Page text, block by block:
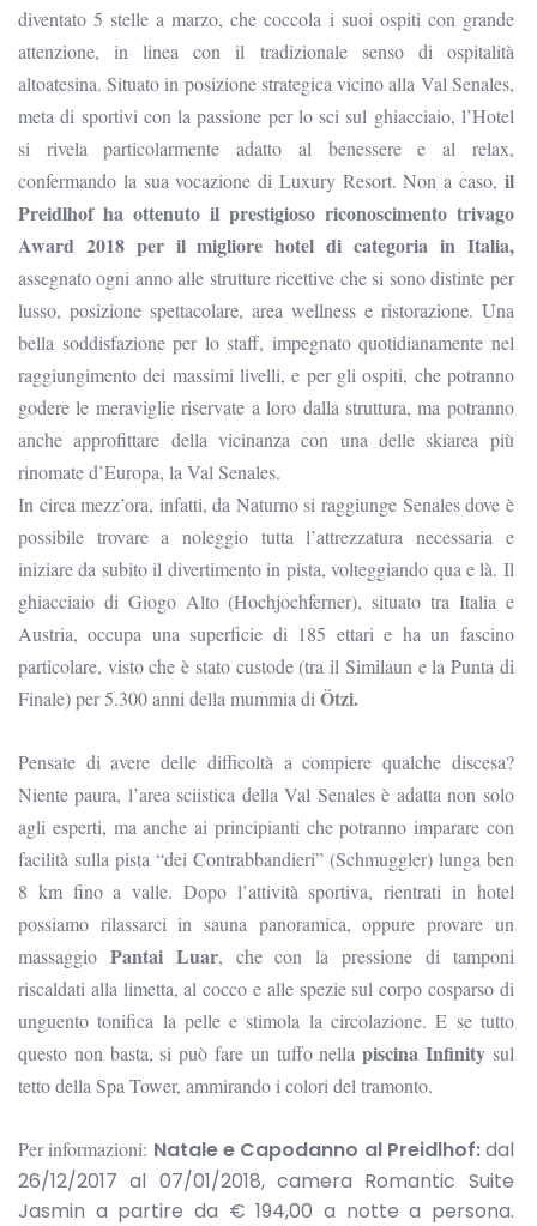
diventato 5 stelle a marzo, che coccola i suoi ospiti con grande
attenzione, in linea con il tradizionale senso di ospitalità
altoatesina. Situato in posizione strategica vicino alla Val Senales,
meta di sportivi con la passione per lo sci sul ghiacciaio, l’Hotel
si rivela particolarmente adatto al benessere e al relax,
confermando la sua vocazione di Luxury Resort. Non a caso, il
Preidlhof ha ottenuto il prestigioso riconoscimento trivago
Award 2018 per il migliore hotel di categoria in Italia,
assegnato ogni anno alle strutture ricettive che si sono distinte per
lusso, posizione spettacolare, area wellness e ristorazione. Una
bella soddisfazione per lo staff, impegnato quotidianamente nel
raggiungimento dei massimi livelli, e per gli ospiti, che potranno
godere le meraviglie riservate a loro dalla struttura, ma potranno
anche approfittare della vicinanza con una delle skiarea più
rinomate d’Europa, la Val Senales.
In circa mezz’ora, infatti, da Naturno si raggiunge Senales dove è
possibile trovare a noleggio tutta l’attrezzatura necessaria e
iniziare da subito il divertimento in pista, volteggiando qua e là. Il
ghiacciaio di Giogo Alto (Hochjochferner), situato tra Italia e
Austria, occupa una superficie di 185 ettari e ha un fascino
particolare, visto che è stato custode (tra il Similaun e la Punta di
Finale) per 5.300 anni della mummia di Ötzi.
Pensate di avere delle difficoltà a compiere qualche discesa?
Niente paura, l’area sciistica della Val Senales è adatta non solo
agli esperti, ma anche ai principianti che potranno imparare con
facilità sulla pista “dei Contrabbandieri” (Schmuggler) lunga ben
8 km fino a valle. Dopo l’attività sportiva, rientrati in hotel
possiamo rilassarci in sauna panoramica, oppure provare un
massaggio Pantai Luar, che con la pressione di tamponi
riscaldati alla limetta, al cocco e alle spezie sul corpo cosparso di
unguento tonifica la pelle e stimola la circolazione. E se tutto
questo non basta, si può fare un tuffo nellapiscina Infinity sul
tetto della Spa Tower, ammirando i colori del tramonto.
Per informazioni: Natale e Capodanno al Preidlhof:dal
26/12/2017 al 07/01/2018, camera Romantic Suite
Jasmin a partire da € 194,00 a notte a persona.